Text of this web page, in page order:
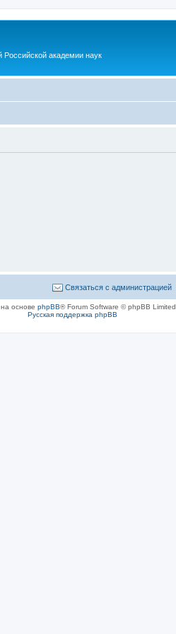
Российской академии наук
Связаться с администрацией
основе phpBB® Forum Software © phpBB Limited
Русская поддержка phpBB